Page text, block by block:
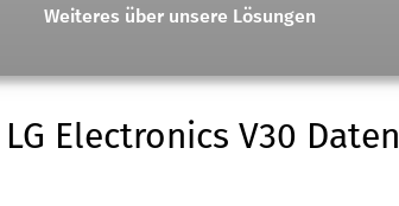
Weiteres über unsere Lösungen
LG Electronics V30 Daten